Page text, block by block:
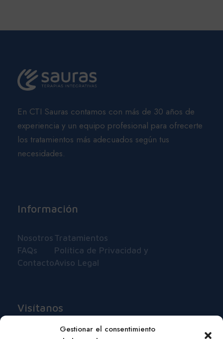
Gestionar el consentimiento
En CTI Sauras contamos con más de 30 años de
experiencia y un equipo profesional para ofrecerte
los tratamientos más adecuados según tus
necesidades.
Información
Nosotros
FAQs
Contacto
Tratamientos
Política de Privacidad y
Aviso Legal
Visítanos
Puigcerdà, 191 Entlo 4ª